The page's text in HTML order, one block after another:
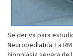
Se deriva para
Neuropediatría. La